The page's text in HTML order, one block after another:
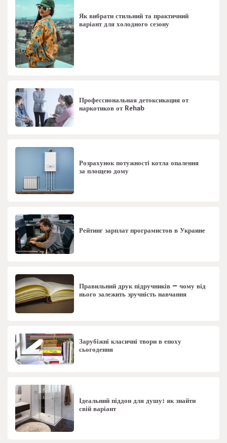
Як вибрати стильний та практичний
варіант для холодного сезону
Профессиональная детоксикация от
наркотиков от Rehab
Розрахунок потужності котла опалення
за площею дому
Рейтинг зарплат програмистов в Украине
Правильний друк підручників – чому від
нього залежить зручність навчання
Зарубіжні класичні твори в епоху
сьогодення
Ідеальний піддон для душу: як знайти
свій варіант